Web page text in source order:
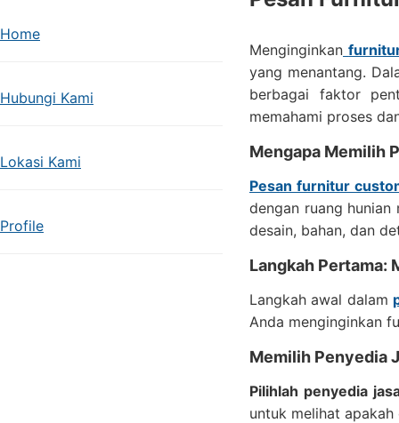
Home
Hubungi Kami
Lokasi Kami
Profile
Menginginkan
yang menantang.
berbagai faktor
memahami proses
Mengapa Memilih
Pesan furnitur
dengan ruang
desain, bahan, dan
Langkah Pertama:
Langkah awal dalam
Anda menginginkan
Memilih Penyedia
Pilihlah penyedia
untuk melihat